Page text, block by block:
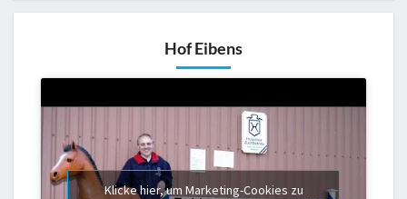
Hof Eibens
Klicke hier, um Marketing-Cookies zu